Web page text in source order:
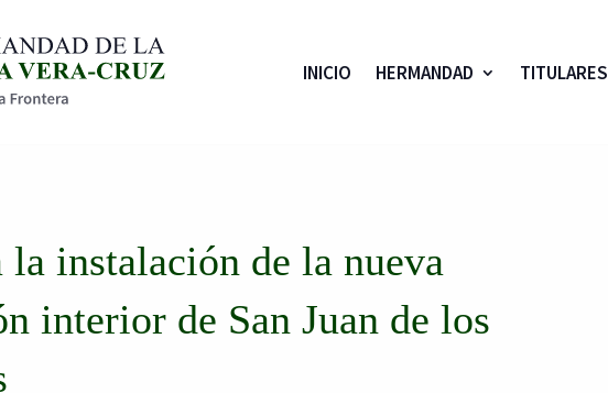
INICIO HERMANDAD TITULARES
la instalación de la nueva
interior de San Juan de los